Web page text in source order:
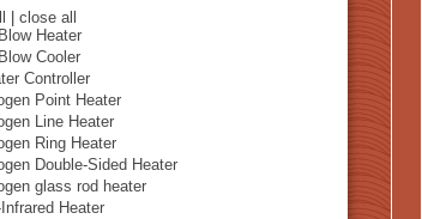
close all
Heater
Cooler
Controller
Point Heater
Line Heater
Ring Heater
Double-Sided Heater
glass rod heater
Infrared Heater